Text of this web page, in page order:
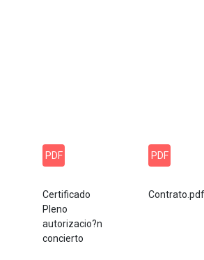
PDF
Certificado
Pleno
autorizacio?n
concierto
PDF
Contrato.pdf